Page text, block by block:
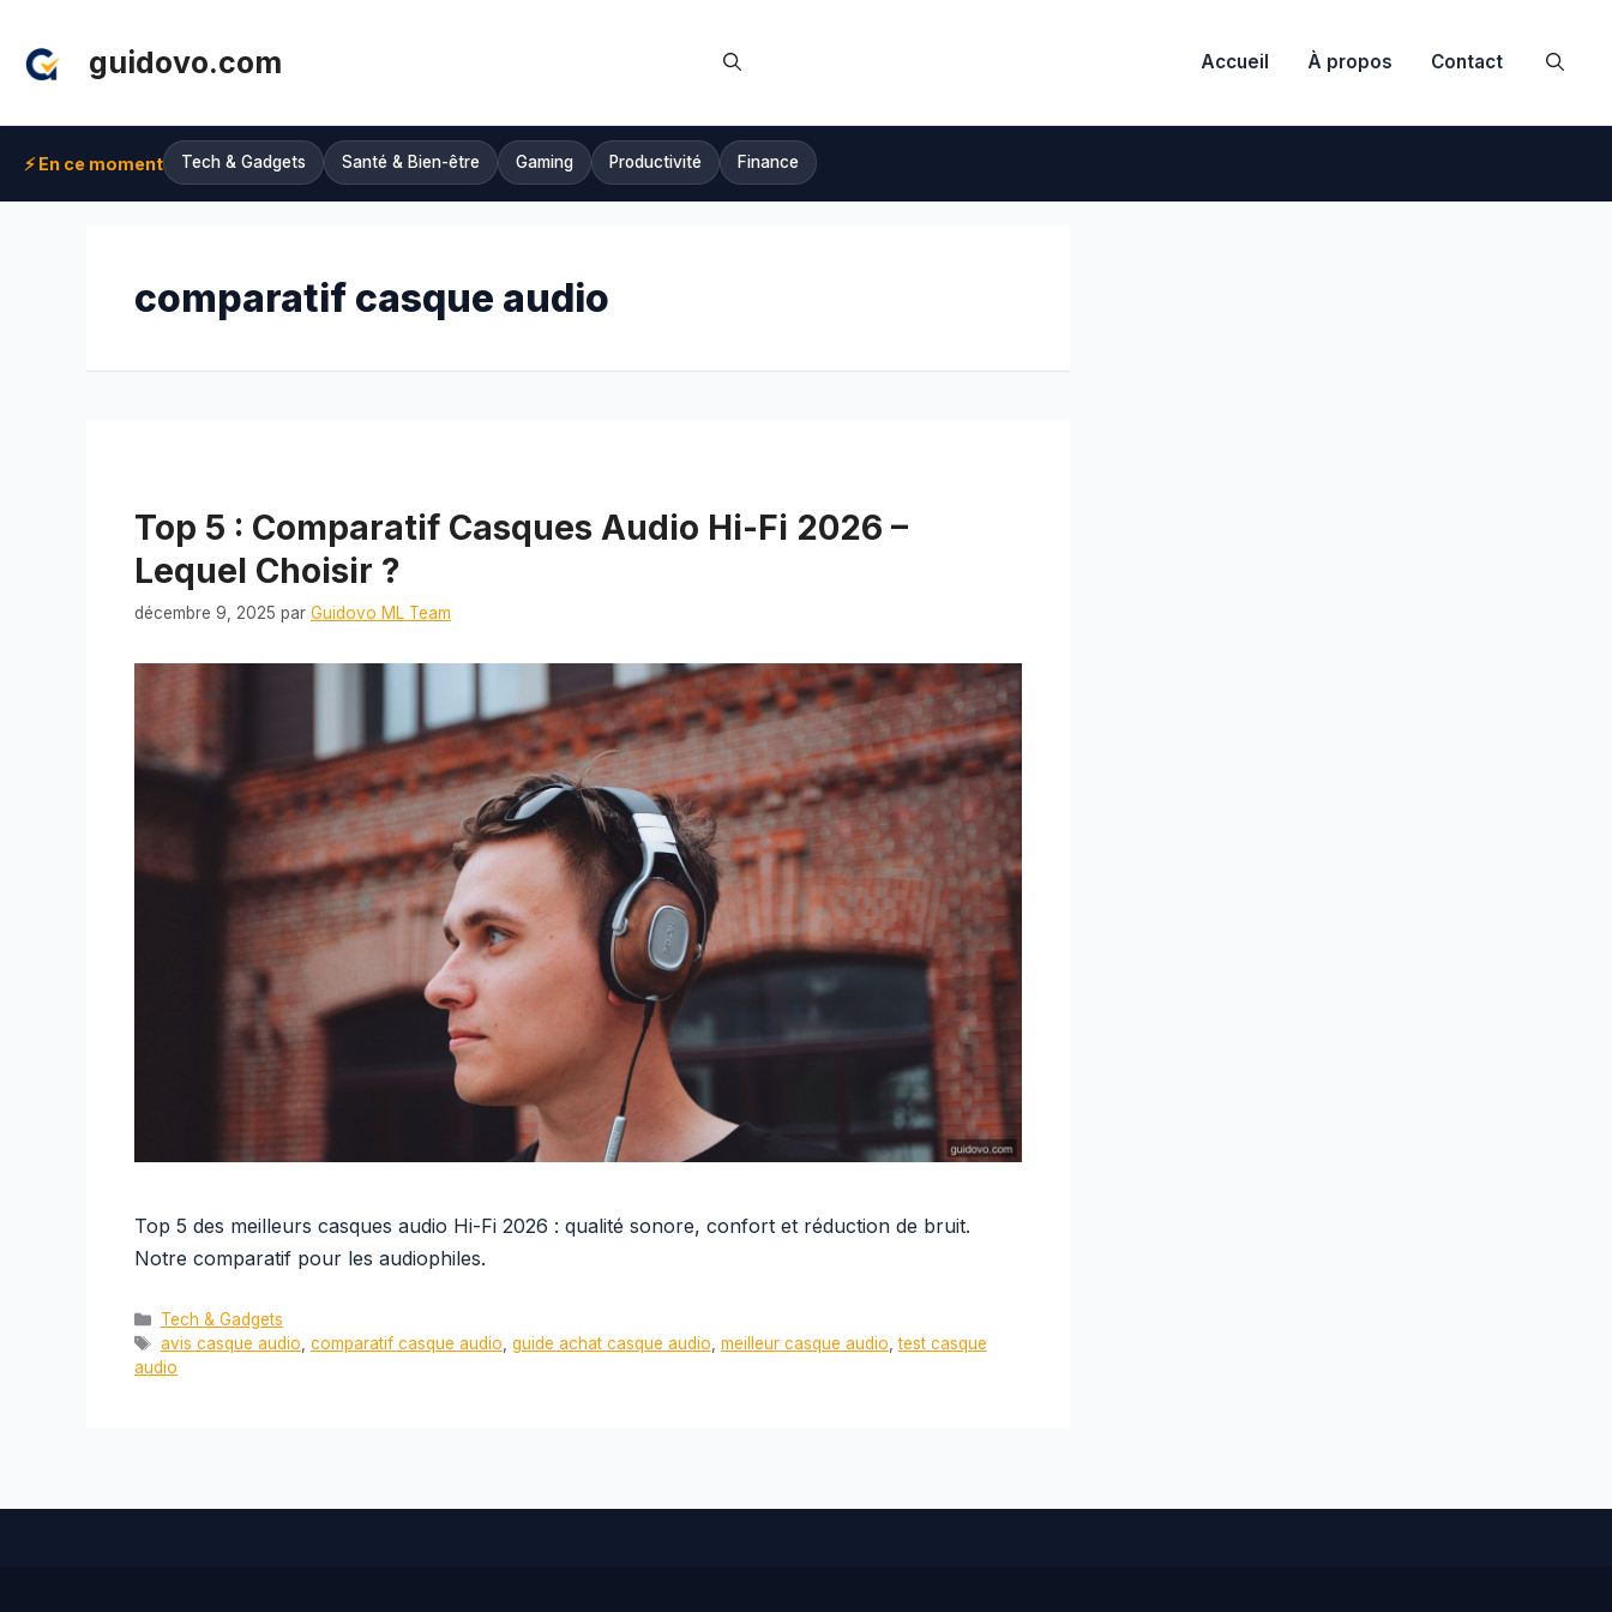
contenu
guidovo.com Accueil À propos Contact
⚡ En ce moment Tech & Gadgets Santé & Bien-être Gaming Productivité Finance
comparatif casque audio
Top 5 : Comparatif Casques Audio Hi-Fi 2026 –
Lequel Choisir ?
décembre 9, 2025 par Guidovo ML Team
Top 5 des meilleurs casques audio Hi-Fi 2026 : qualité sonore, confort et réduction de bruit.
Notre comparatif pour les audiophiles.
Catégories
Tech & Gadgets
Étiquettes
avis casque audio, comparatif casque audio, guide achat casque audio, meilleur casque audio,test casque
audio